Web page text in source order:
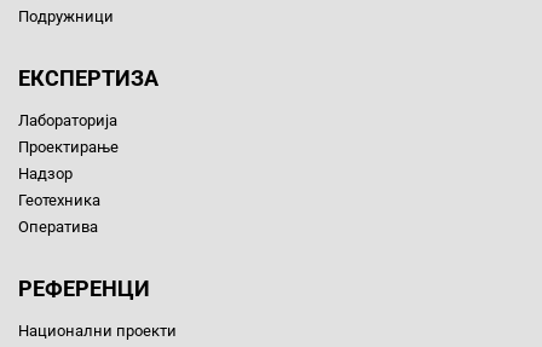
Подружници
ЕКСПЕРТИЗА
Лабораторија
Проектирање
Надзор
Геотехника
Оператива
РЕФЕРЕНЦИ
Национални проекти